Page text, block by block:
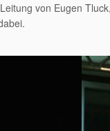
von Eugen